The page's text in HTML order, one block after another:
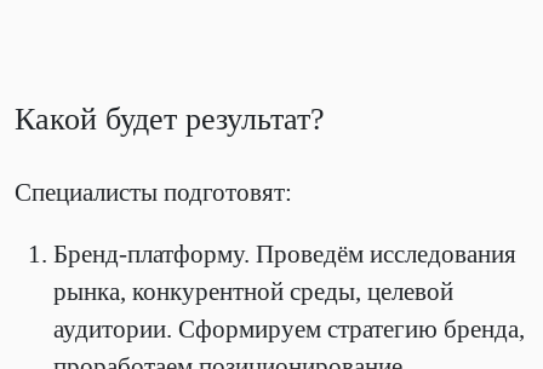
Какой будет результат?
Специалисты подготовят:
Бренд-платформу. Проведём исследования
рынка, конкурентной среды, целевой
аудитории. Сформируем стратегию бренда,